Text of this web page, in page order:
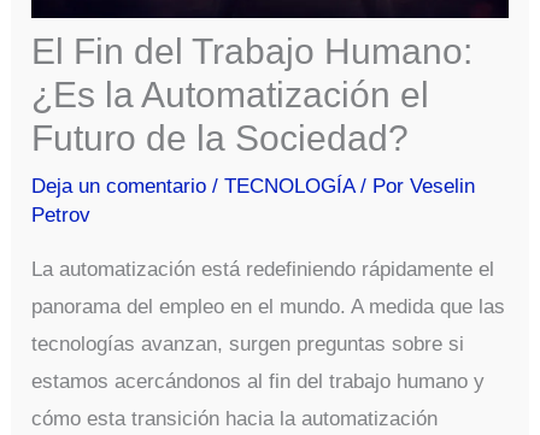
El Fin del Trabajo Humano:
¿Es la Automatización el
Futuro de la Sociedad?
Deja un comentario /TECNOLOGÍA/ PorVeselin
Petrov
La automatización está redefiniendo rápidamente el
panorama del empleo en el mundo. A medida que las
tecnologías avanzan, surgen preguntas sobre si
estamos acercándonos al fin del trabajo humano y
cómo esta transición hacia la automatización